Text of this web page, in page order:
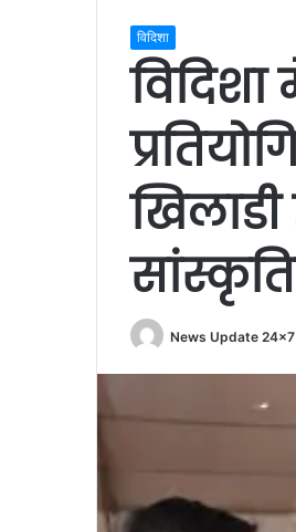
विदिशा
विदिशा
News Update 24x7